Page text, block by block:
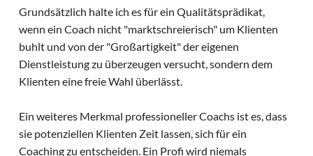
Grundsätzlich halte ich es für ein Qualitätsprädikat,
wenn ein Coach nicht "marktschreierisch" um Klienten
buhlt und von der "Großartigkeit" der eigenen
Dienstleistung zu überzeugen versucht, sondern dem
Klienten eine freie Wahl überlässt.
Ein weiteres Merkmal professioneller Coachs ist es, dass
sie potenziellen Klienten Zeit lassen, sich für ein
Coaching zu entscheiden. Ein Profi wird niemals